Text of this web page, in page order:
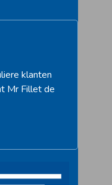
klanten
Mr Fillet de